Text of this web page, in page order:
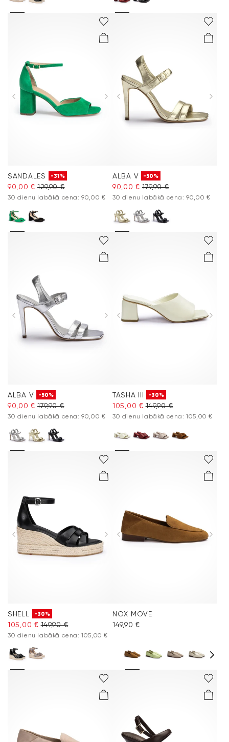
SANDALES -31%
90,00 € 129,90 €
30 dienu labākā cena: 90,00 €
ALBA V -50%
90,00 € 179,90 €
30 dienu labākā cena: 90,00 €
ALBA V -50%
90,00 € 179,90 €
30 dienu labākā cena: 90,00 €
TASHA III -30%
105,00 € 149,90 €
30 dienu labākā cena: 105,00 €
SHELL -30%
105,00 € 149,90 €
30 dienu labākā cena: 105,00 €
NOX MOVE
149,90 €